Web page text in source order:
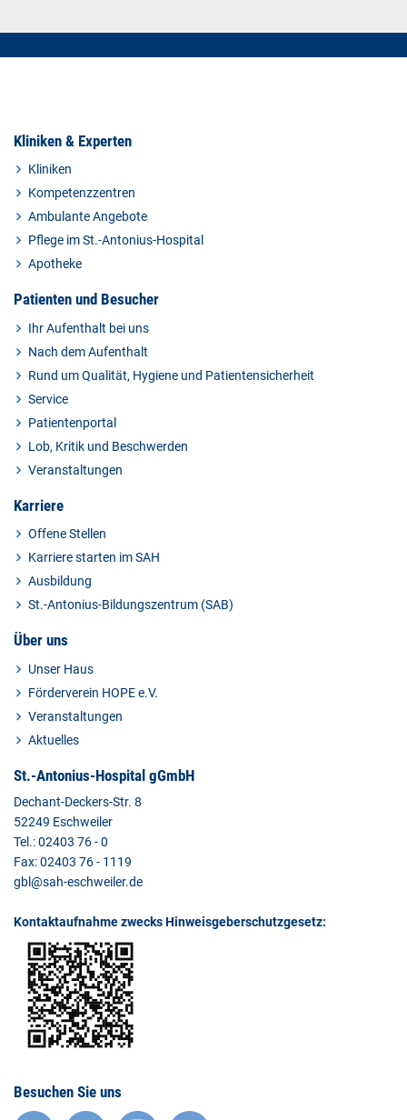
Kliniken & Experten
Kliniken
Kompetenzzentren
Ambulante Angebote
Pflege im St.-Antonius-Hospital
Apotheke
Patienten und Besucher
Ihr Aufenthalt bei uns
Nach dem Aufenthalt
Rund um Qualität, Hygiene und Patientensicherheit
Service
Patientenportal
Lob, Kritik und Beschwerden
Veranstaltungen
Karriere
Offene Stellen
Karriere starten im SAH
Ausbildung
St.-Antonius-Bildungszentrum (SAB)
Über uns
Unser Haus
Förderverein HOPE e.V.
Veranstaltungen
Aktuelles
St.-Antonius-Hospital gGmbH
Dechant-Deckers-Str. 8
52249 Eschweiler
Tel.: 02403 76 - 0
Fax: 02403 76 - 1119
gbl@sah-eschweiler.de
Kontaktaufnahme zwecks Hinweisgeberschutzgesetz:
Besuchen Sie uns